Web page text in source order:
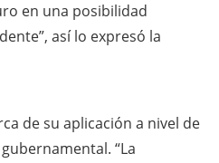
en una posibilidad
así lo expresó la
de su aplicación a nivel de
“La